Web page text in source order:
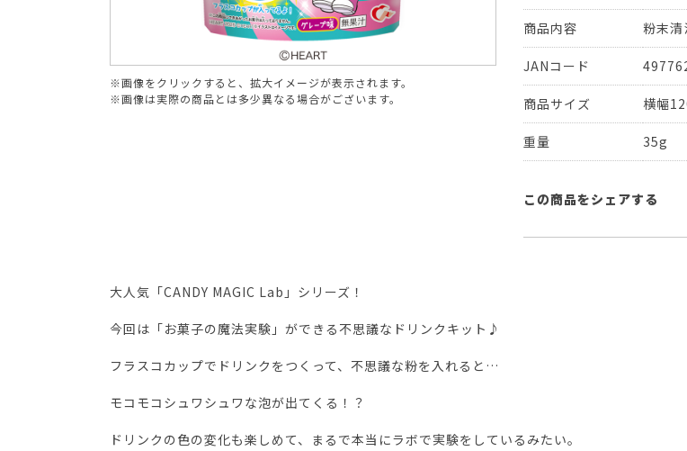
※画像をクリックすると、拡大イメージが表示されます。
※画像は実際の商品とは多少異なる場合がございます。
商品内容 粉末清
JANコード
商品サイズ 横幅
重量 35g
この商品をシェアする
大人気「CANDY MAGIC Lab」シリーズ！
今回は「お菓子の魔法実験」ができる不思議なドリンクキット♪
フラスコカップでドリンクをつくって、不思議な粉を入れると…
モコモコシュワシュワな泡が出てくる！？
ドリンクの色の変化も楽しめて、まるで本当にラボで実験をしているみたい。